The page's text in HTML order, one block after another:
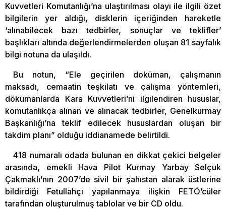
Kuvvetleri Komutanlığı’na ulaştırılması olayı ile ilgili özet
bilgilerin yer aldığı, disklerin içeriğinden hareketle
‘alınabilecek bazı tedbirler, sonuçlar ve teklifler’
başlıkları altında değerlendirmelerden oluşan 81 sayfalık
bilgi notuna da ulaşıldı.
Bu notun, “Ele geçirilen doküman, çalışmanın
maksadı, cemaatin teşkilatı ve çalışma yöntemleri,
dökümanlarda Kara Kuvvetleri’ni ilgilendiren hususlar,
komutanlıkça alınan ve alınacak tedbirler, Genelkurmay
Başkanlığı’na teklif edilecek hususlardan oluşan bir
takdim planı” olduğu iddianamede belirtildi.
418 numaralı odada bulunan en dikkat çekici belgeler
arasında, emekli Hava Pilot Kurmay Yarbay Selçuk
Çakmaklı’nın 2007’de sivil bir şahıstan alarak üstlerine
bildirdiği Fetullahçı yapılanmaya ilişkin FETÖ’cüler
tarafından oluşturulmuş tablolar ve bir CD oldu.